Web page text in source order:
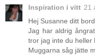
Inspiration i vitt 21
Hej Susanne ditt
Jag har aldrig
tror jag inte du heller
Muggarna såg jätte